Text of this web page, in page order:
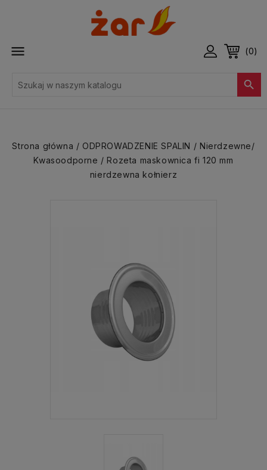
 (0)

Strona główna ODPROWADZENIE SPALIN
Nierdzewne/
Kwasoodporne
Rozeta maskownica fi 120 mm
nierdzewna kołnierz